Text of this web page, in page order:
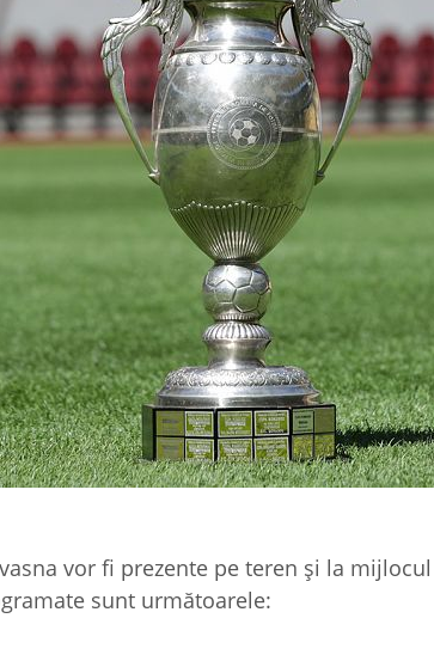
vor fi prezente pe teren și la
sunt următoarele: